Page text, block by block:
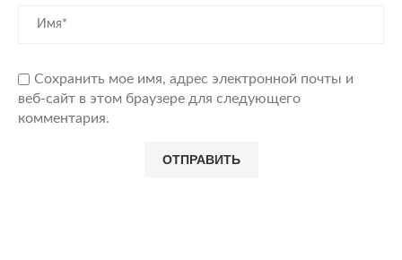
Сохранить мое имя, адрес электронной почты и
веб-сайт в этом браузере для следующего
комментария.